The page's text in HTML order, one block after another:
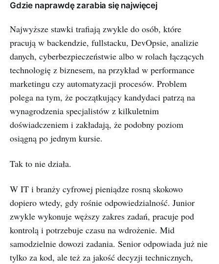
Gdzie naprawdę zarabia się najwięcej
Najwyższe stawki trafiają zwykle do osób, które
pracują w backendzie, fullstacku, DevOpsie, analizie
danych, cyberbezpieczeństwie albo w rolach łączących
technologię z biznesem, na przykład w performance
marketingu czy automatyzacji procesów. Problem
polega na tym, że początkujący kandydaci patrzą na
wynagrodzenia specjalistów z kilkuletnim
doświadczeniem i zakładają, że podobny poziom
osiągną po jednym kursie.
Tak to nie działa.
W IT i branży cyfrowej pieniądze rosną skokowo
dopiero wtedy, gdy rośnie odpowiedzialność. Junior
zwykle wykonuje węższy zakres zadań, pracuje pod
kontrolą i potrzebuje czasu na wdrożenie. Mid
samodzielnie dowozi zadania. Senior odpowiada już nie
tylko za kod, ale też za jakość decyzji technicznych,